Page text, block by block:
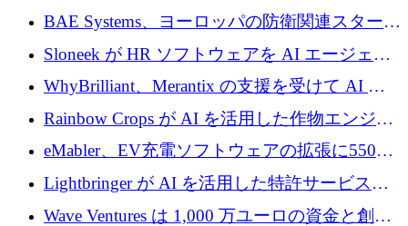
オを拡大するためにシリーズ A で 1,300 万ド
ルを調達
BAE Systems、ヨーロッパの防衛関連スタート
アップの規模拡大を支援するために 5,000 万
ユーロの支援を開始
Sloneek が HR ソフトウェアを AI エージェン
トに変えるために 600 万ドルを調達
WhyBrilliant、Merantix の支援を受けて AI 求
人マッチングを拡大するために 100 万ユーロ
Rainbow Crops が AI を活用した作物エンジニ
アリングを拡張するために 970 万ユーロを調
eMabler、EV充電ソフトウェアの拡張に550万
ユーロを確保
Lightbringer が AI を活用した特許サービスを
拡大するために 1,000 万ドルを調達
Wave Ventures は 1,000 万ユーロの資金と創設